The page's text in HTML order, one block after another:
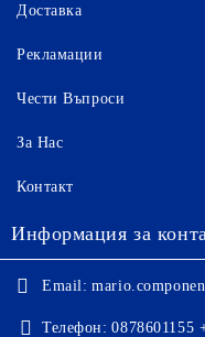
Доставка
Рекламации
Чести Въпроси
За Нас
Контакт
Информация за
Email:
Телефон: 0878601155